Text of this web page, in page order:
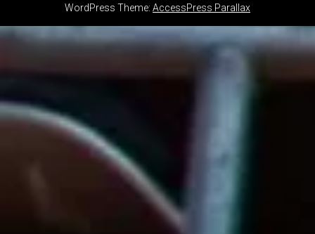
WordPress Theme: AccessPress Parallax